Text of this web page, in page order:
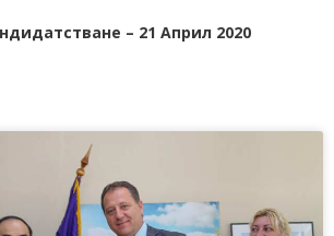
– 21 Април 2020